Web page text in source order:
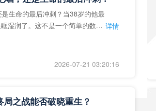
生命的最后冲刺？当38岁的他最
湿润了。这不是一个简单的数
详情
2026-07-21 03:20:16
之战能否破晓重生？